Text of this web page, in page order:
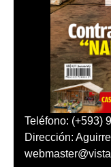
Teléfono: (+593)
Dirección: